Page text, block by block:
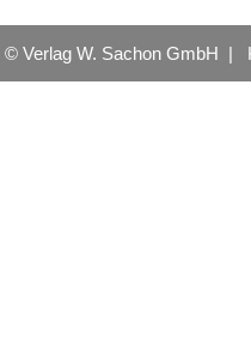
© Verlag W. Sachon GmbH |